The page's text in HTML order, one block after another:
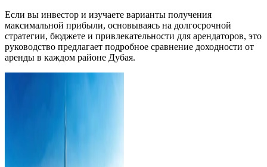
Если вы инвестор и изучаете варианты получения
максимальной прибыли, основываясь на долгосрочной
стратегии, бюджете и привлекательности для арендаторов, это
руководство предлагает подробное сравнение доходности от
аренды в каждом районе Дубая.